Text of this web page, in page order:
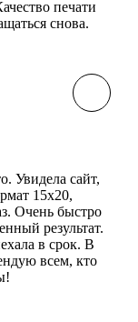
печати
снова.
Увидела сайт,
15х20,
Очень быстро
результат.
в срок. В
всем, кто